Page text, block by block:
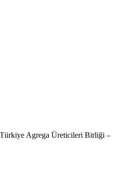
Türkiye Agrega Üreticileri Birliği –